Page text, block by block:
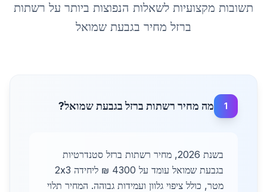
תשובות מקצועיות לשאלות הנפוצות ביותר על רשתות
ברזל מחיר בגבעת שמואל
1 מה מחיר רשתות ברזל בגבעת שמואל?
בשנת 2026, מחיר רשתות ברזל סטנדרטיות
בגבעת שמואל עומד על 4300 ₪ ליחידה 2x3
מטר, כולל ציפוי גלוון ועמידות גבוהה. המחיר תלוי